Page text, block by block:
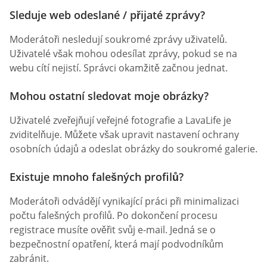
Sleduje web odeslané / přijaté zprávy?
Moderátoři nesledují soukromé zprávy uživatelů.
Uživatelé však mohou odesílat zprávy, pokud se na
webu cítí nejistí. Správci okamžitě začnou jednat.
Mohou ostatní sledovat moje obrázky?
Uživatelé zveřejňují veřejné fotografie a LavaLife je
zviditelňuje. Můžete však upravit nastavení ochrany
osobních údajů a odeslat obrázky do soukromé galerie.
Existuje mnoho falešných profilů?
Moderátoři odvádějí vynikající práci při minimalizaci
počtu falešných profilů. Po dokončení procesu
registrace musíte ověřit svůj e-mail. Jedná se o
bezpečnostní opatření, která mají podvodníkům
zabránit.